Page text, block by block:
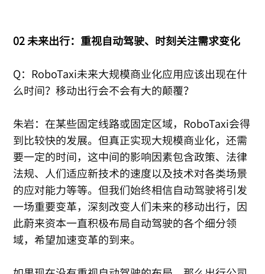
02 未来出行：重视自动驾驶、时刻关注需求变化
Q：RoboTaxi未来大规模商业化应用应该出现在什
么时间？移动出行会不会有大的颠覆？
朱岩：在某些固定线路或固定区域，RoboTaxi会得
到比较快的发展。但真正实现大规模商业化，还需
要一定的时间，这中间的影响因素包含政策、法律
法规、人们适应新技术的速度以及技术对各类场景
的应对能力等等。但我们始终相信自动驾驶将引发
一场重要变革，深刻改变人们未来的移动出行，因
此蔚来资本一直积极布局自动驾驶的各个细分领
域，希望加速变革的到来。